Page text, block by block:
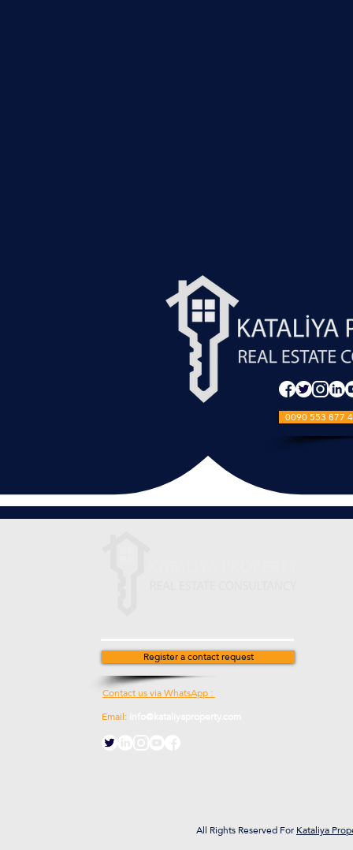
0090 553 877
Register a contact request
Contact us via WhatsApp :
Email:
All Rights Reserved ForKataliya